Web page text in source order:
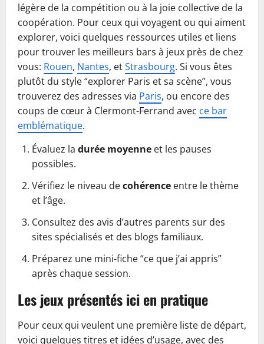
légère de la compétition ou à la joie collective de la
coopération. Pour ceux qui voyagent ou qui aiment
explorer, voici quelques ressources utiles et liens
pour trouver les meilleurs bars à jeux près de chez
vous: Rouen, Nantes, etStrasbourg. Si vous êtes
plutôt du style “explorer Paris et sa scène”, vous
trouverez des adresses via Paris, ou encore des
coups de cœur à Clermont-Ferrand avec ce bar
emblématique.
Évaluez la durée moyenne et les pauses
possibles.
Vérifiez le niveau decohérence entre le thème
et l’âge.
Consultez des avis d’autres parents sur des
sites spécialisés et des blogs familiaux.
Préparez une mini-fiche “ce que j’ai appris”
après chaque session.
Les jeux présentés ici en pratique
Pour ceux qui veulent une première liste de départ,
voici quelques titres et idées d’usage, avec des